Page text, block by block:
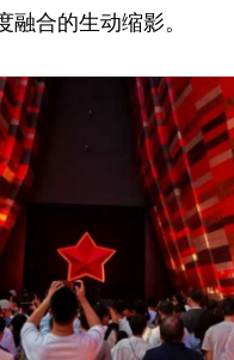
融合的生动缩影。